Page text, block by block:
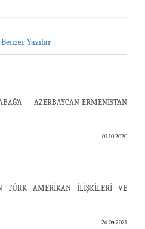
Benzer Yazılar
AZERBAYCAN-ERMENİSTAN
01.10.2020
TÜRK AMERİKAN İLİŞKİLERİ VE
26.04.2021